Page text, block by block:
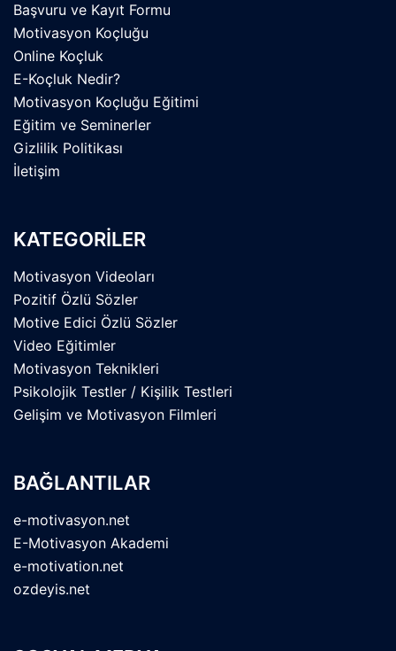
Başvuru ve Kayıt Formu
Motivasyon Koçluğu
Online Koçluk
E-Koçluk Nedir?
Motivasyon Koçluğu Eğitimi
Eğitim ve Seminerler
Gizlilik Politikası
İletişim
KATEGORİLER
Motivasyon Videoları
Pozitif Özlü Sözler
Motive Edici Özlü Sözler
Video Eğitimler
Motivasyon Teknikleri
Psikolojik Testler / Kişilik Testleri
Gelişim ve Motivasyon Filmleri
BAĞLANTILAR
e-motivasyon.net
E-Motivasyon Akademi
e-motivation.net
ozdeyis.net